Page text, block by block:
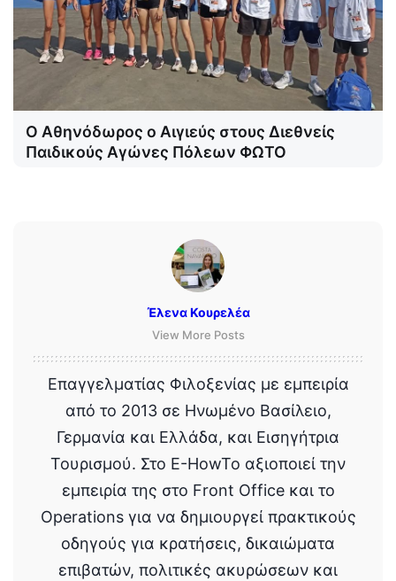
Ο Αθηνόδωρος ο Αιγιεύς στους Διεθνείς
Παιδικούς Αγώνες Πόλεων ΦΩΤΟ
Έλενα Κουρελέα
View More Posts
Επαγγελματίας Φιλοξενίας με εμπειρία
από το 2013 σε Ηνωμένο Βασίλειο,
Γερμανία και Ελλάδα, και Εισηγήτρια
Τουρισμού. Στο E-HowTo αξιοποιεί την
εμπειρία της στο Front Office και το
Operations για να δημιουργεί πρακτικούς
οδηγούς για κρατήσεις, δικαιώματα
επιβατών, πολιτικές ακυρώσεων και